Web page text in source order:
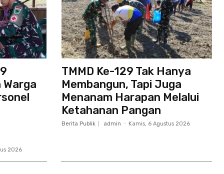
2026
TMMD Ke-129 Tak Hanya
Membangun, Tapi Juga
Menanam Harapan Melalui
Ketahanan Pangan
Berita Publik admin - Kamis, 6 Agustus 2026